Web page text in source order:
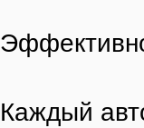
Каждый